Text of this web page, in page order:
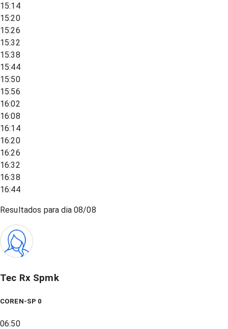
15:14
15:20
15:26
15:32
15:38
15:44
15:50
15:56
16:02
16:08
16:14
16:20
16:26
16:32
16:38
16:44
Resultados para dia08/08
Tec Rx Spmk
COREN-SP 0
06:50